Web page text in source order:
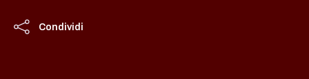
Condividi